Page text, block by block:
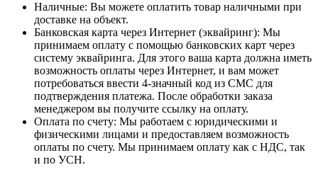
Наличные: Вы можете оплатить товар наличными при
доставке на объект.
Банковская карта через Интернет (эквайринг): Мы
принимаем оплату с помощью банковских карт через
систему эквайринга. Для этого ваша карта должна иметь
возможность оплаты через Интернет, и вам может
потребоваться ввести 4-значный код из СМС для
подтверждения платежа. После обработки заказа
менеджером вы получите ссылку на оплату.
Оплата по счету: Мы работаем с юридическими и
физическими лицами и предоставляем возможность
оплаты по счету. Мы принимаем оплату как с НДС, так
и по УСН.